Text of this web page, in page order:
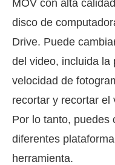
MOV con alta
disco de
Drive. Puede
del video, incluida la
velocidad de
recortar y recortar el
Por lo tanto, puedes
diferentes
herramienta.